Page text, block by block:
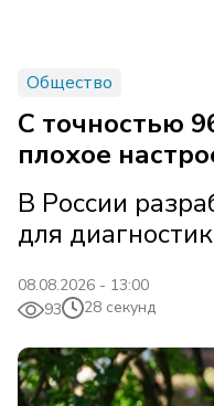
Общество
С точностью
плохое
В России
для
08.08.2026 - 13:00
93
28 секунд